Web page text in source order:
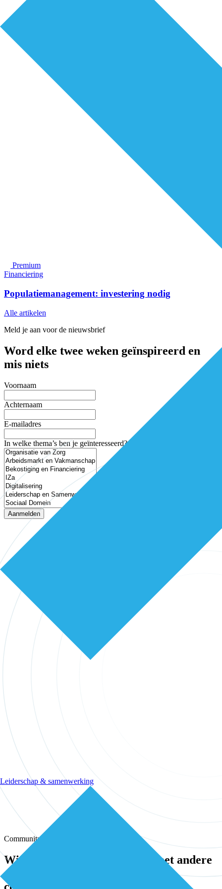
Leiderschap & samenwerking
Premium
Financiering
Populatiemanagement: investering nodig
Alle artikelen
Meld je aan voor de nieuwsbrief
Word elke twee weken geïnspireerd en
mis niets
Voornaam
Achternaam
E-mailadres
In welke thema’s ben je geïnteresseerd?
Community
Wissel kennis en ervaring uit met andere
eerstelijns professionals in onze
community